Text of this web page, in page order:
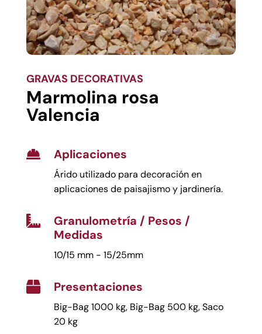
GRAVAS DECORATIVAS
Marmolina rosa
Valencia
 Aplicaciones
Árido utilizado para decoración en
aplicaciones de paisajismo y jardinería.

Granulometría / Pesos /
Medidas
10/15 mm - 15/25mm
 Presentaciones
Big-Bag 1000 kg, Big-Bag 500 kg, Saco
20 kg